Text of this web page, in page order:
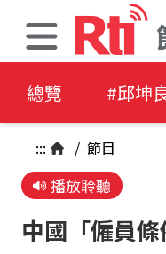
總覽 #邱坤
::: / 節目
播放聆聽
中國「僱員